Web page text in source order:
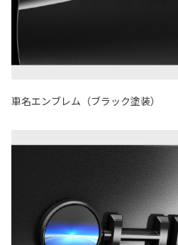
車名エンブレム（ブラック塗装）